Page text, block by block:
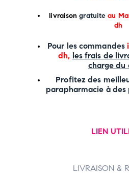
livraison gratuite au
dh
Pour les commandes
dh, les frais de
charge du
Profitez des
parapharmacie à
LIEN
LIVRAISON &